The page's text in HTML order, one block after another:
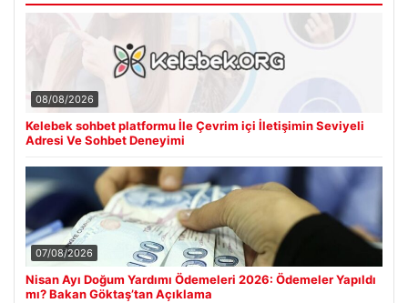
08/08/2026
Kelebek sohbet platformu İle Çevrim içi İletişimin Seviyeli
Adresi Ve Sohbet Deneyimi
07/08/2026
Nisan Ayı Doğum Yardımı Ödemeleri 2026: Ödemeler Yapıldı
mı? Bakan Göktaş’tan Açıklama